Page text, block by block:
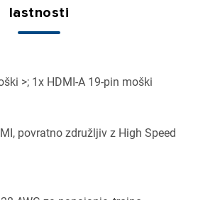
lastnosti
>; 1x HDMI-A 19-pin moški
povratno združljiv z High Speed